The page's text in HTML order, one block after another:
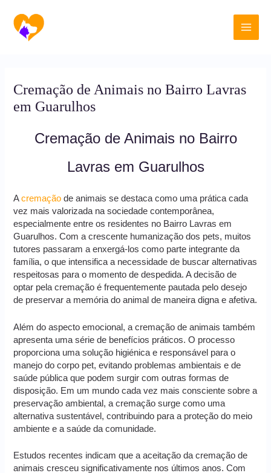
para
conteúdo
Main
Cremação de Animais no Bairro Lavras
em Guarulhos
Cremação de Animais no Bairro
Lavras em Guarulhos
Acremação de animais se destaca como uma prática cada
vez mais valorizada na sociedade contemporânea,
especialmente entre os residentes no Bairro Lavras em
Guarulhos. Com a crescente humanização dos pets, muitos
tutores passaram a enxergá-los como parte integrante da
família, o que intensifica a necessidade de buscar alternativas
respeitosas para o momento de despedida. A decisão de
optar pela cremação é frequentemente pautada pelo desejo
de preservar a memória do animal de maneira digna e afetiva.
Além do aspecto emocional, a cremação de animais também
apresenta uma série de benefícios práticos. O processo
proporciona uma solução higiénica e responsável para o
manejo do corpo pet, evitando problemas ambientais e de
saúde pública que podem surgir com outras formas de
disposição. Em um mundo cada vez mais consciente sobre a
preservação ambiental, a cremação surge como uma
alternativa sustentável, contribuindo para a proteção do meio
ambiente e a saúde da comunidade.
Estudos recentes indicam que a aceitação da cremação de
animais cresceu significativamente nos últimos anos. Com